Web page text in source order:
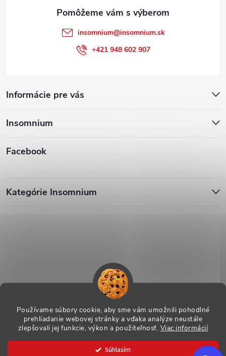
Používame súbory cookie, aby sme vám umožnili pohodlné
prehliadanie webovej stránky a vďaka analýze neustále
zlepšovali jej funkcie, výkon a použiteľnosť. Viac informácií
Súhlasím
Informácie pre vás
Insomnium
Facebook
insomnium@insomnium.sk
+421 948 602 907
Kategórie Insomnium
Copyright 2026ESHOP - Insomnium, s.r.o.. Všetky práva vyhradené.